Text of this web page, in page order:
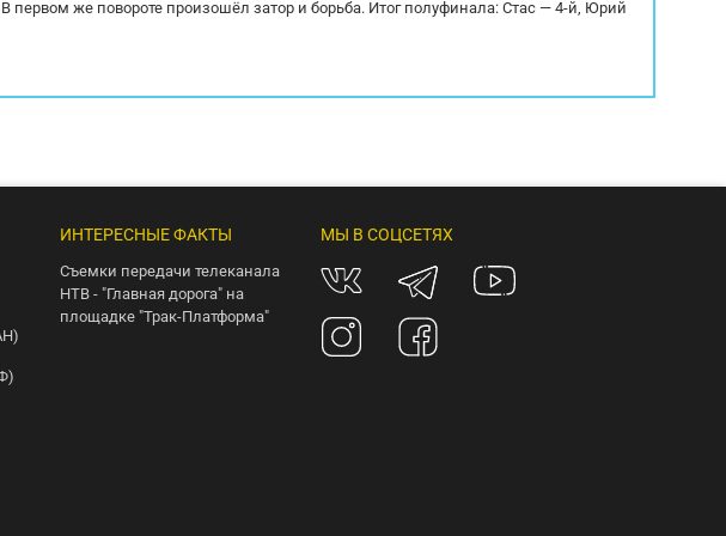
первом же повороте произошёл затор и борьба. Итог полуфинала: Стас — 4-й, Юрий
ИНТЕРЕСНЫЕ ФАКТЫ
Съемки передачи телеканала
НТВ - "Главная дорога" на
площадке "Трак-Платформа"
МЫ В СОЦСЕТЯХ